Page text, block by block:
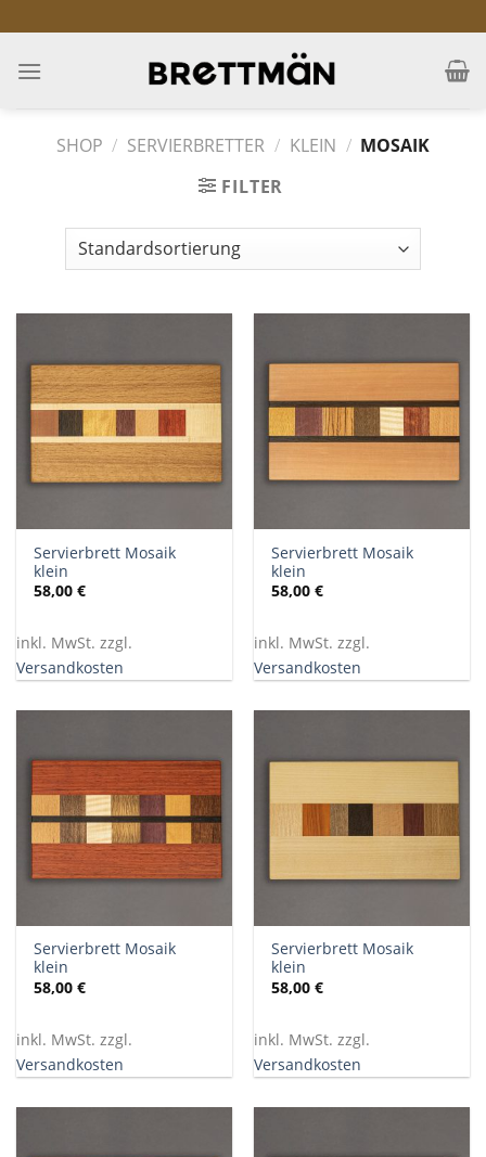
to
content
SHOP / SERVIERBRETTER / KLEIN / MOSAIK
FILTER
Servierbrett Mosaik
klein
58,00€
inkl. MwSt. zzgl.
Versandkosten
Servierbrett Mosaik
klein
58,00€
inkl. MwSt. zzgl.
Versandkosten
Servierbrett Mosaik
klein
58,00€
inkl. MwSt. zzgl.
Versandkosten
Servierbrett Mosaik
klein
58,00€
inkl. MwSt. zzgl.
Versandkosten